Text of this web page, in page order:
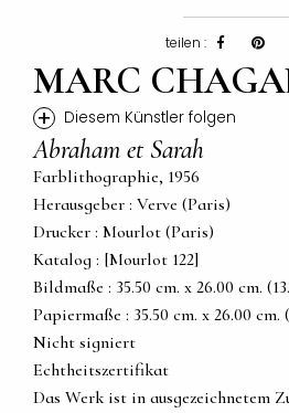
teilen :
MARC
+ Diesem Künstler folgen
Abraham et Sarah
Farblithographie, 1956
Herausgeber : Verve (Paris)
Drucker : Mourlot (Paris)
Katalog : [Mourlot 122]
Bildmaße : 35.50 cm. x 26.00 cm.
Papiermaße : 35.50 cm. x 26.00 cm.
Nicht signiert
Echtheitszertifikat
Das Werk ist in ausgezeichnetem